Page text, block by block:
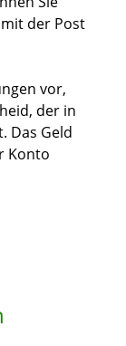
der Post
vor,
der in
Das Geld
Konto